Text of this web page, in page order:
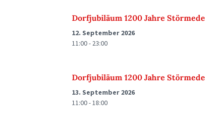
Dorfjubiläum 1200 Jahre Störmede
12. September 2026
11:00 - 23:00
Dorfjubiläum 1200 Jahre Störmede
13. September 2026
11:00 - 18:00